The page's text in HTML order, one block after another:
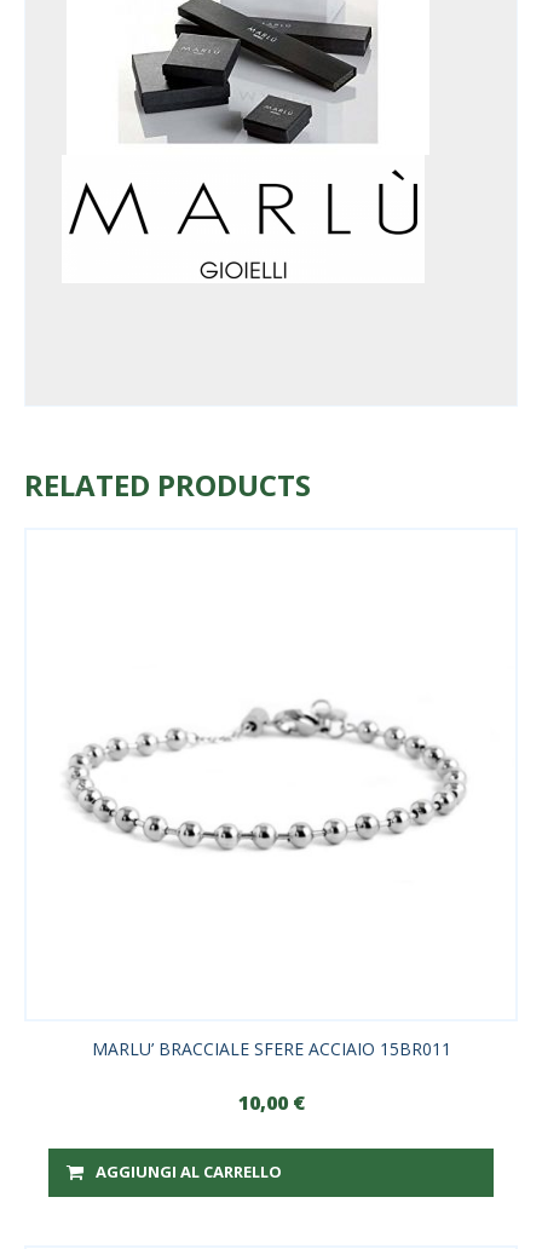
RELATED PRODUCTS
MARLU’ BRACCIALE SFERE ACCIAIO 15BR011
10,00 €
AGGIUNGI AL CARRELLO